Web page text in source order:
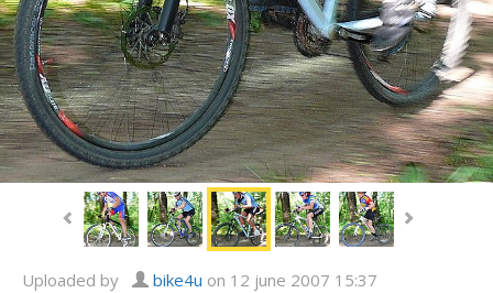
Uploaded by bike4u on 12 june 2007 15:37